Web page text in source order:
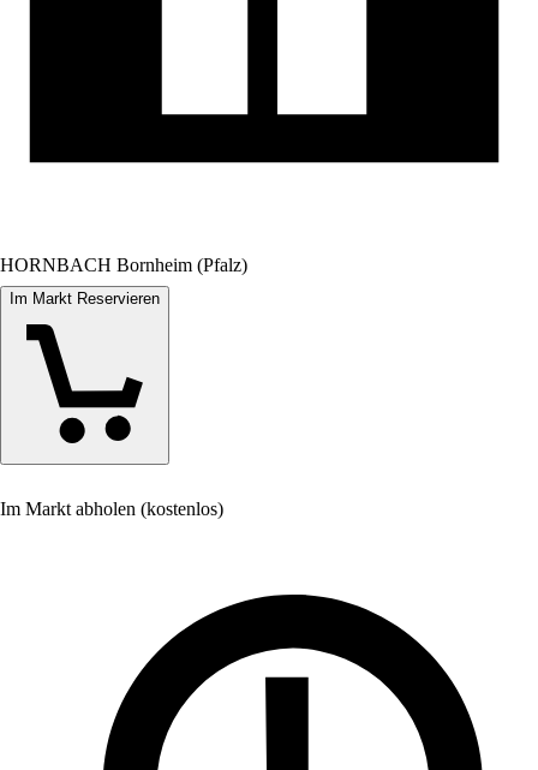
HORNBACH Bornheim (Pfalz)
Im Markt Reservieren
Im Markt abholen (kostenlos)